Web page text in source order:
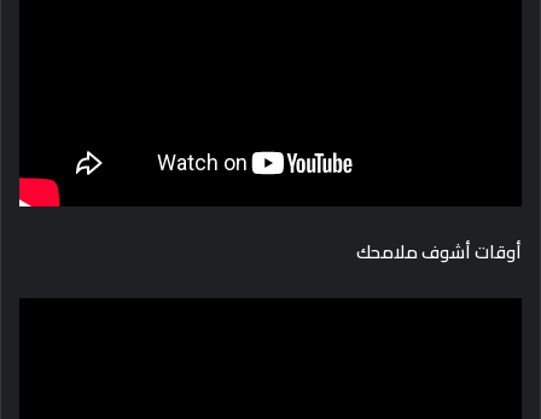
أوقات أشوف ملامحك